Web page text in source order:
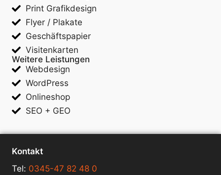
Print Grafikdesign
Flyer / Plakate
Geschäftspapier
Visitenkarten
Weitere Leistungen
Webdesign
WordPress
Onlineshop
SEO + GEO
Kontakt
Tel: 0345-47 82 48 0